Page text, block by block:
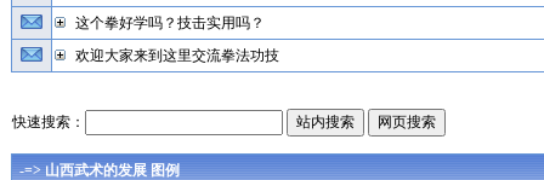
这个拳好学吗？技击实用吗？
欢迎大家来到这里交流拳法功技
快速搜索：
-=> 山西武术的发展 图例